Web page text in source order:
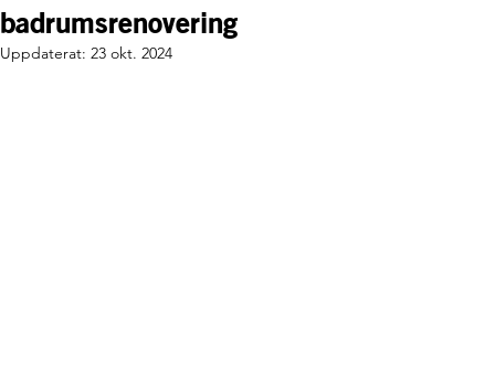
badrumsrenovering
Uppdaterat: 23 okt. 2024